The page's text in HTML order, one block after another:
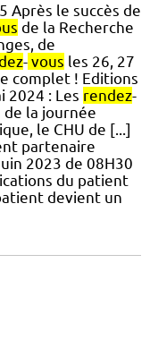
Après le succès de
de la Recherche
de
- vous les 26, 27
complet ! Editions
2024 : Les rendez-
de la journée
le CHU de [...]
partenaire
2023 de 08H30
du patient
devient un